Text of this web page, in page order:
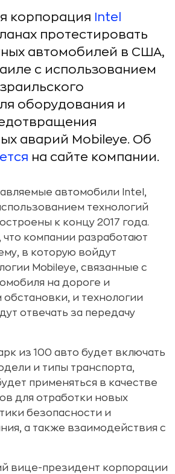
корпорация
Intel
протестировать
автомобилей в США,
с использованием
оборудования и
аварий Mobileye. Об
на сайте компании.
автомобили Intel,
технологий
к концу 2017 года.
что компании разработают
в которую войдут
Mobileye, связанные с
на дороге и
и технологии
отвечать за передачу
из 100 авто будет включать
и типы транспорта,
применяться в качестве
для отработки новых
безопасности и
а также взаимодействия с
вице-президент корпорации